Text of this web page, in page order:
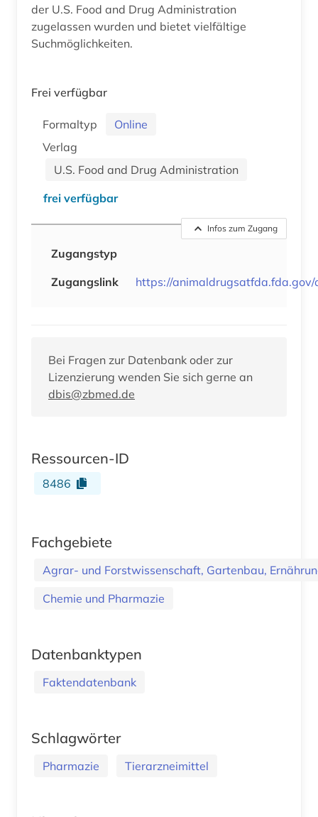
der U.S. Food and Drug Administration
zugelassen wurden und bietet vielfältige
Suchmöglichkeiten.
Frei verfügbar
Formaltyp
Online
Verlag
U.S. Food and Drug Administration
frei verfügbar
Infos zum Zugang
Zugangstyp
Zugangslink
https://
Bei Fragen zur Datenbank oder zur
Lizenzierung wenden Sie sich gerne an
dbis@zbmed.de
Ressourcen-ID
8486
Fachgebiete
Agrar- und Forstwissenschaft, Gartenbau,
Chemie und Pharmazie
Datenbanktypen
Faktendatenbank
Schlagwörter
Pharmazie Tierarzneimittel